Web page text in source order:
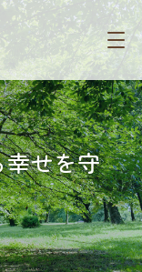
せを守